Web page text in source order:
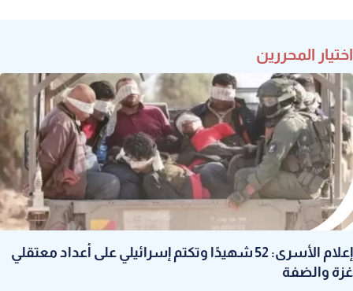
اختيار المحررين
إعلام الأسرى: 52 شهيدًا وتكتم إسرائيلي على أعداد معتقلي
غزة والضفة